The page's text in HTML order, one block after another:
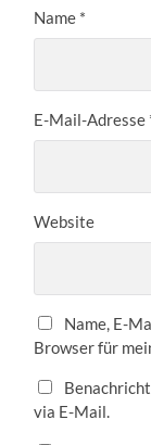
Name *
E-Mail-Adresse
Website
Name, E-
Browser für
via E-Mail.